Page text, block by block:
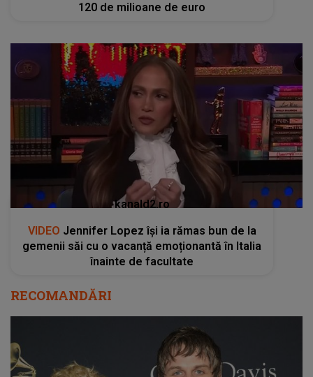
120 de milioane de euro
kanald2.ro
VIDEO Jennifer Lopez își ia rămas bun de la
gemenii săi cu o vacanță emoționantă în Italia
înainte de facultate
RECOMANDĂRI